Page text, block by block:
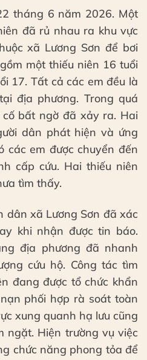
tháng 6 năm 2026. Một
đã rủ nhau ra khu vực
xã Lương Sơn để bơi
một thiếu niên 16 tuổi
17. Tất cả các em đều là
địa phương. Trong quá
bất ngờ đã xảy ra. Hai
dân phát hiện và ứng
các em được chuyển đến
cấp cứu. Hai thiếu niên
tìm thấy.
dân xã Lương Sơn đã xác
khi nhận được tin báo.
địa phương đã nhanh
cứu hộ. Công tác tìm
đang được tổ chức khẩn
phối hợp rà soát toàn
xung quanh hạ lưu cũng
ngặt. Hiện trường vụ việc
chức năng phong tỏa để